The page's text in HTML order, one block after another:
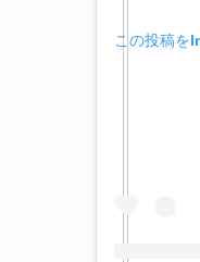
この投稿を